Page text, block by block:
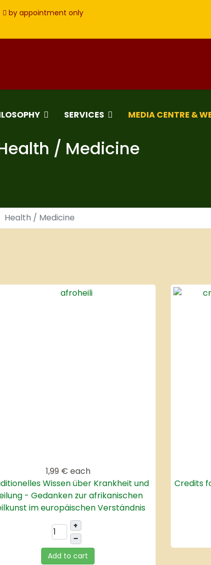
by appointment only
SERVICES MEDIA CENTRE &
/ Medicine
Health / Medicine
1,99 € each
Wissen über Krankheit und
- Gedanken zur afrikanischen
im europäischen Verständnis
+
–
Add to cart
Credits